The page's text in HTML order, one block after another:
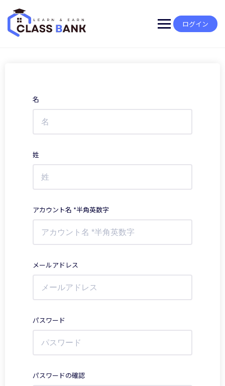
content
ログイン
名
姓
アカウント名 *半角英数字
メールアドレス
パスワード
パスワードの確認